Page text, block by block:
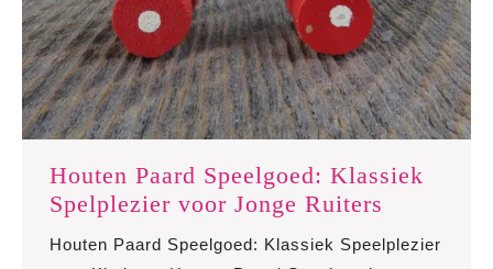
Houten Paard Speelgoed: Klassiek
Spelplezier voor Jonge Ruiters
Paard
Houten Paard Speelgoed: Klassiek Speelplezier